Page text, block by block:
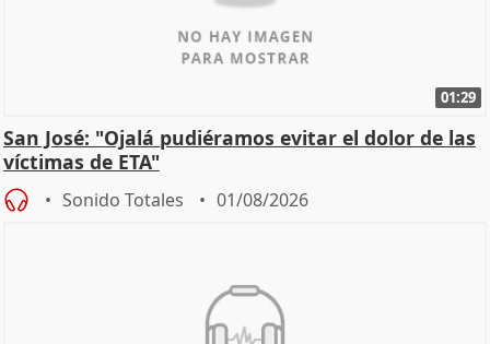
01:29
San José: "Ojalá pudiéramos evitar el dolor de las
víctimas de ETA"
Sonido Totales 01/08/2026